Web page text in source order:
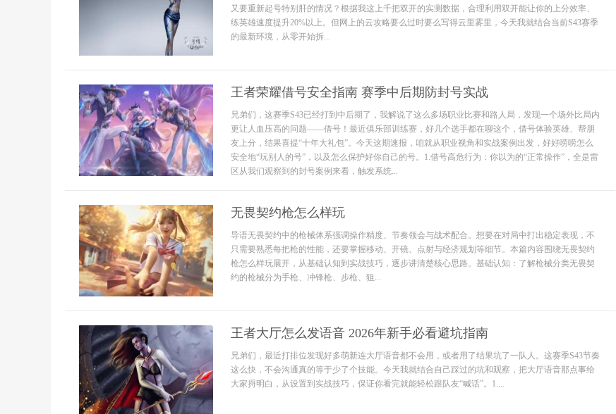
又要重新起号特别肝的情况？根据我这上千把双开的实测数据，合理利用双开能让你的上分效率、
练英雄速度提升20%以上。但网上的云攻略要么过时要么写得云里雾里，今天我就结合当前S43赛季
的最新环境，从零开始拆...
王者荣耀借号安全指南 赛季中后期防封号实战
兄弟们，这赛季S43已经打到中后期了，我解说了这么多场职业比赛和路人局，发现一个场外比局内
更让人血压高的问题——借号！最近俱乐部训练赛，好几个选手都在聊这个，借号体验英雄、帮朋
友上分，结果喜提“十年大礼包”。今天这期速报，咱就从职业视角和实战案例出发，好好唠唠怎么
安全地“玩别人的号”，以及怎么保护好你自己的号。1.借号高危行为：你以为的“正常操作”，全是雷
区从我们观察到的封号案例来看，触发系统...
无畏契约枪怎么样玩
导语无畏契约中的枪械体系强调操作精度、节奏领会与战术配合。想要在对局中打出稳定表现，不
只需要熟悉每把枪的性能，还要掌握移动、开镜、点射与经济规划等细节。本篇内容围绕无畏契约
枪怎么样玩展开，从基础认知到实战技巧，逐步讲清楚核心思路。基础认知：了解枪械分类无畏契
约的枪械分为手枪、冲锋枪、步枪、狙...
王者大厅怎么发语音 2026年新手必看避坑指南
兄弟们，最近打排位发现好多萌新连大厅语音都不会用，或者用了结果坑了一队人。这赛季S43节奏
这么快，不会沟通真的等于少了个技能。今天我就结合自己踩过的坑和观察，把大厅语音那点事给
大家捋明白，从设置到实战技巧，保证你看完就能轻松跟队友“喊话”。1....